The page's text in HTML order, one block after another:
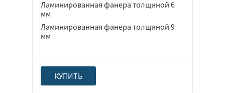
Ламинированная фанера толщиной 6
мм
Ламинированная фанера толщиной 9
мм
КУПИТЬ